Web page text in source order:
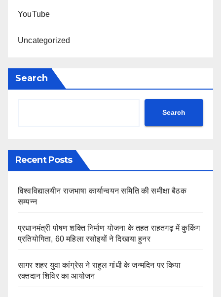
YouTube
Uncategorized
Search
Search
Recent Posts
विश्वविद्यालयीन राजभाषा कार्यान्वयन समिति की समीक्षा बैठक
सम्पन्न
प्रधानमंत्री पोषण शक्ति निर्माण योजना के तहत राहतगढ़ में कुकिंग
प्रतियोगिता, 60 महिला रसोइयों ने दिखाया हुनर
सागर शहर युवा कांग्रेस ने राहुल गांधी के जन्मदिन पर किया
रक्तदान शिविर का आयोजन